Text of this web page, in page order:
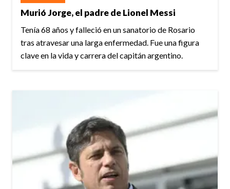
Murió Jorge, el padre de Lionel Messi
Tenía 68 años y falleció en un sanatorio de Rosario
tras atravesar una larga enfermedad. Fue una figura
clave en la vida y carrera del capitán argentino.